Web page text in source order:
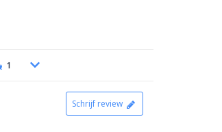
1
Schrijf review